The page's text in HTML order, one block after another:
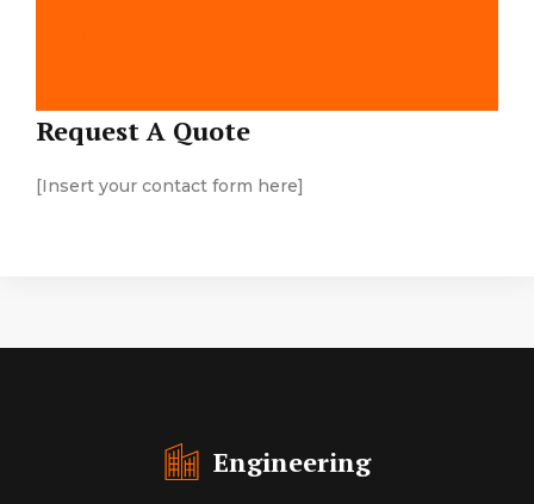
Request A Quote
[Insert your contact form here]
Engineering